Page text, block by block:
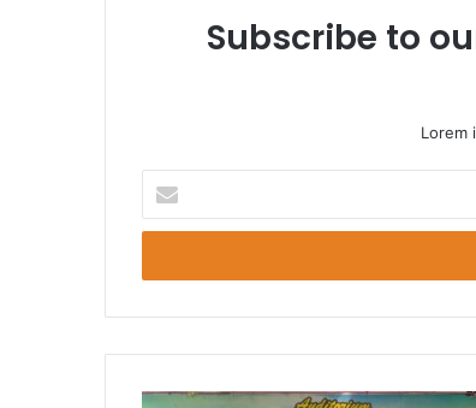
Subscribe to
Lorem
Email
Anda